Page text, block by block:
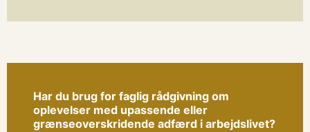
Har du brug for faglig rådgivning om
oplevelser med upassende eller
grænseoverskridende adfærd i arbejdslivet?